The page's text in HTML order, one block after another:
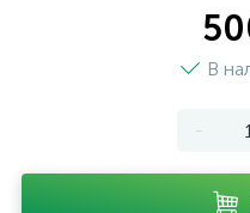
В
-